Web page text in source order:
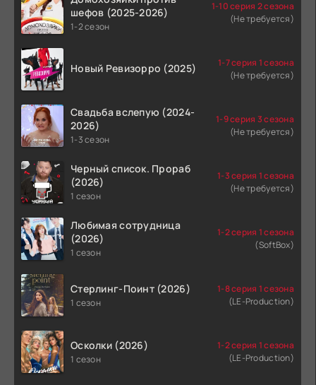
шефов (2025-2026)
1-2 сезон
1-10 серия 2 сезона
(Не требуется)
Новый Ревизорро (2025)
1-7 серия 1 сезона
(Не требуется)
Свадьба вслепую (2024-
2026)
1-3 сезон
1-9 серия 3 сезона
(Не требуется)
Черный список. Прораб
(2026)
1 сезон
1-3 серия 1 сезона
(Не требуется)
Любимая сотрудница
(2026)
1 сезон
1-2 серия 1 сезона
(SoftBox)
Стерлинг-Поинт (2026)
1 сезон
1-8 серия 1 сезона
(LE-Production)
Осколки (2026)
1 сезон
1-2 серия 1 сезона
(LE-Production)